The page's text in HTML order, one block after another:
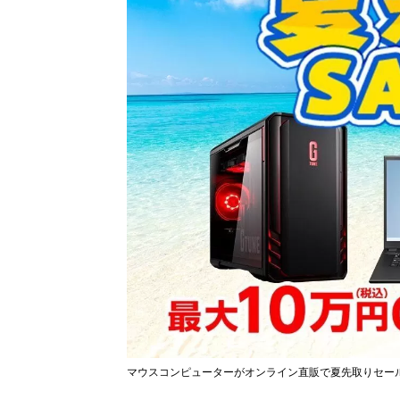
マウスコンピューターがオンライン直販で夏先取りセー